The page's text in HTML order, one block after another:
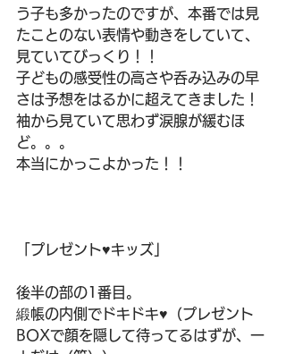
う子も多かったのですが、本番では見
たことのない表情や動きをしていて、
見ていてびっくり！！
子どもの感受性の高さや呑み込みの早
さは予想をはるかに超えてきました！
袖から見ていて思わず涙腺が緩むほ
ど。。。
本当にかっこよかった！！
「プレゼント♥キッズ」
後半の部の1番目。
緞帳の内側でドキドキ♥（プレゼント
BOXで顔を隠して待ってるはずが、一